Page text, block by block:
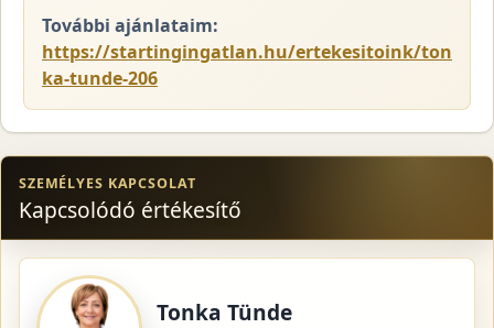
További ajánlataim:
https://startingingatlan.hu/ertekesitoink/ton
ka-tunde-206
SZEMÉLYES KAPCSOLAT
Kapcsolódó értékesítő
Tonka Tünde